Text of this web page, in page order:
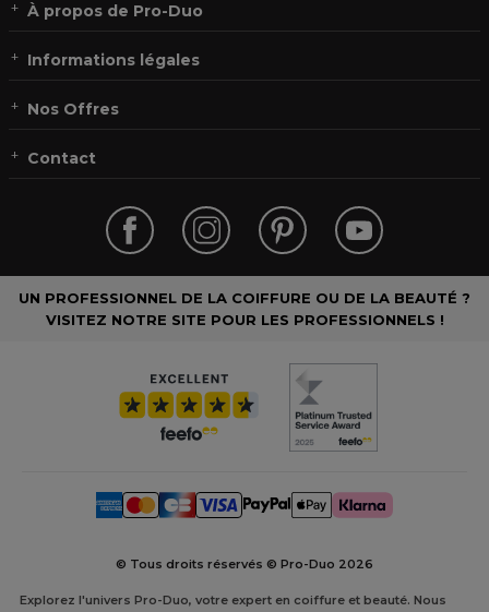
À propos de Pro-Duo
Informations légales
Nos Offres
Contact
UN PROFESSIONNEL DE LA COIFFURE OU DE LA BEAUTÉ ?
VISITEZ NOTRE SITE POUR LES PROFESSIONNELS !
© Tous droits réservés © Pro-Duo 2026
Explorez l'univers Pro-Duo, votre expert en coiffure et beauté. Nous